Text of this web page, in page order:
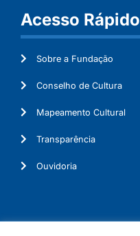
Acesso Rápido
Sobre a Fundação
Conselho de Cultura
Mapeamento Cultural
Transparência
Ouvidoria